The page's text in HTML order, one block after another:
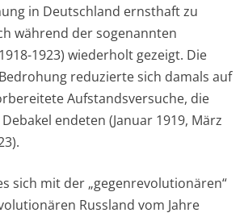
in Deutschland ernsthaft zu
während der sogenannten
1923) wiederholt gezeigt. Die
reduzierte sich damals auf
Aufstandsversuche, die
endeten (Januar 1919, März
sich mit der „gegenrevolutionären“
Russland vom Jahre